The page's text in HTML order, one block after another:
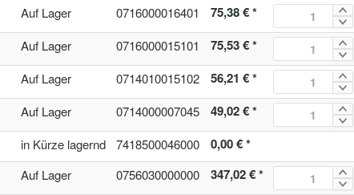
Auf Lager 0716000016401 75,38 € *
Auf Lager 0716000015101 75,53 € *
Auf Lager 0714010015102 56,21 € *
Auf Lager 0714000007045 49,02 € *
in Kürze lagernd 7418500046000 0,00 € *
Auf Lager 0756030000000 347,02 € *